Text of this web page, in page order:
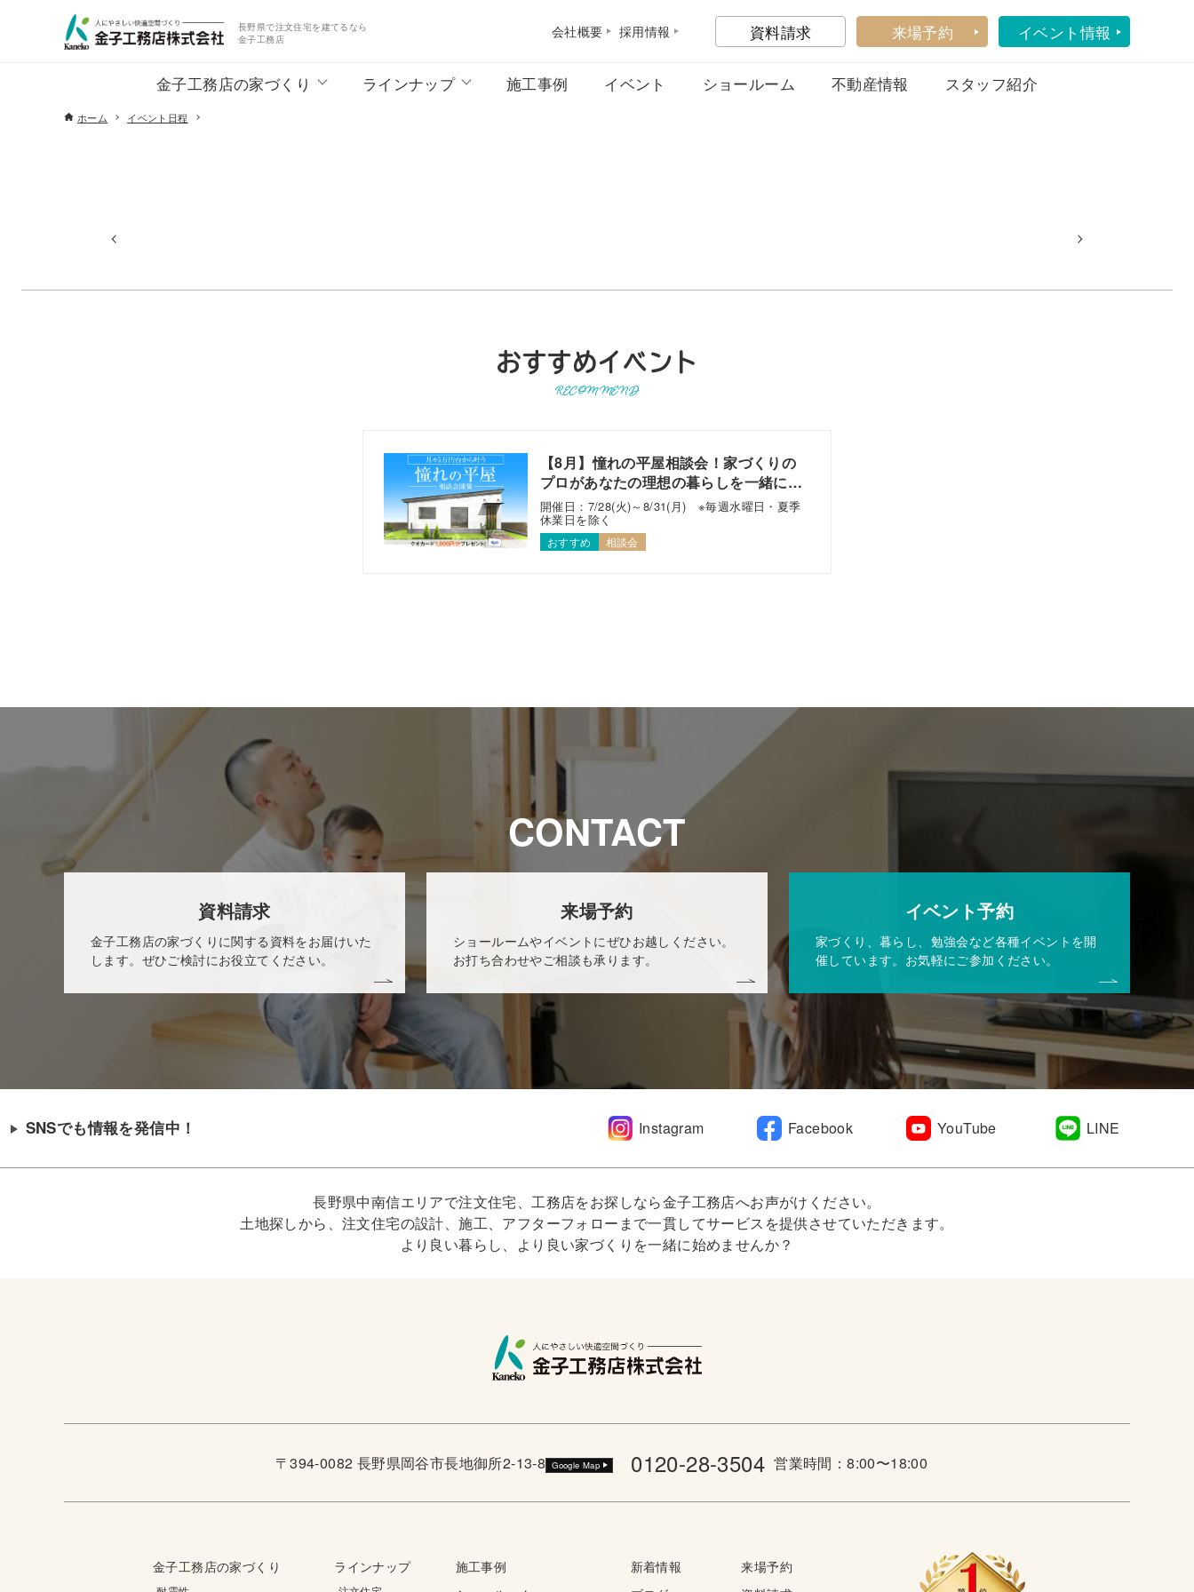
長野県で注文住宅を建てるなら
金子工務店
会社概要 採用情報 資料請求 来場予約 イベント情報
金子工務店の家づくり ラインナップ 施工事例 イベント ショールーム 不動産情報 スタッフ紹介
ホーム イベント日程
おすすめイベント
RECOMMEND
【8月】憧れの平屋相談会！家づくりの
プロがあなたの理想の暮らしを一緒に考
えます！
開催日：7/28(火)～8/31(月) ※毎週水曜日・夏季
休業日を除く
おすすめ 相談会
CONTACT
資料請求
金子工務店の家づくりに関する資料をお届けいた
します。ぜひご検討にお役立てください。
来場予約
ショールームやイベントにぜひお越しください。
お打ち合わせやご相談も承ります。
イベント予約
家づくり、暮らし、勉強会など各種イベントを開
催しています。お気軽にご参加ください。
SNSでも情報を発信中！ Instagram Facebook YouTube LINE
長野県中南信エリアで注文住宅、工務店をお探しなら金子工務店へお声がけください。
土地探しから、注文住宅の設計、施工、アフターフォローまで一貫してサービスを提供させていただきます。
より良い暮らし、より良い家づくりを一緒に始めませんか？
〒394-0082 長野県岡谷市長地御所2-13-8 Google Map 0120-28-3504 営業時間：8:00〜18:00
金子工務店の家づくり ラインナップ
施工事例
新着情報
来場予約